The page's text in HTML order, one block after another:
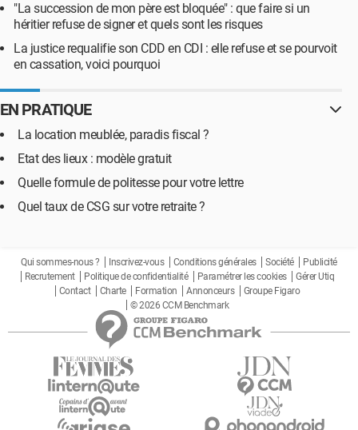
"La succession de mon père est bloquée" : que faire si un
héritier refuse de signer et quels sont les risques
La justice requalifie son CDD en CDI : elle refuse et se pourvoit
en cassation, voici pourquoi
EN PRATIQUE
La location meublée, paradis fiscal ?
Etat des lieux : modèle gratuit
Quelle formule de politesse pour votre lettre
Quel taux de CSG sur votre retraite ?
Qui sommes-nous ? Inscrivez-vous Conditions générales Société
Publicité
Recrutement
Politique de confidentialité Paramétrer les cookies
Gérer Utiq
Contact
Charte Formation Annonceurs
Groupe Figaro
© 2026 CCM Benchmark